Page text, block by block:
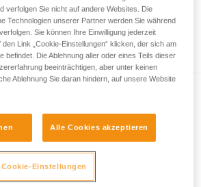
mein Seil oder meinen Gurt?
verfolgen Sie nicht auf andere Websites. Die
Technologien unserer Partner werden Sie während
Sie können Ihre Einwilligung jederzeit
Link „Cookie-Einstellungen“ klicken, der sich am
befindet. Die Ablehnung aller oder eines Teils dieser
beeinträchtigen, aber unter keinen
Ablehnung Sie daran hindern, auf unsere Website
Alle Cookies akzeptieren
Cookie-Einstellungen